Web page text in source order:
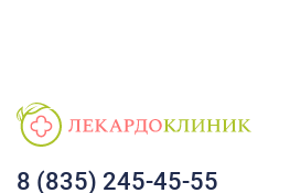
8 (835) 245-45-55